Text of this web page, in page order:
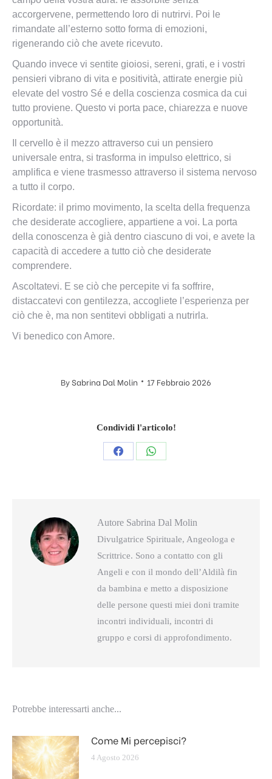
accorgervene, permettendo loro di nutrirvi. Poi le
rimandate all’esterno sotto forma di emozioni,
rigenerando ciò che avete ricevuto.
Quando invece vi sentite gioiosi, sereni, grati, e i vostri
pensieri vibrano di vita e positività, attirate energie più
elevate del vostro Sé e della coscienza cosmica da cui
tutto proviene. Questo vi porta pace, chiarezza e nuove
opportunità.
Il cervello è il mezzo attraverso cui un pensiero
universale entra, si trasforma in impulso elettrico, si
amplifica e viene trasmesso attraverso il sistema nervoso
a tutto il corpo.
Ricordate: il primo movimento, la scelta della frequenza
che desiderate accogliere, appartiene a voi. La porta
della conoscenza è già dentro ciascuno di voi, e avete la
capacità di accedere a tutto ciò che desiderate
comprendere.
Ascoltatevi. E se ciò che percepite vi fa soffrire,
distaccatevi con gentilezza, accogliete l’esperienza per
ciò che è, ma non sentitevi obbligati a nutrirla.
Vi benedico con Amore.
BySabrina Dal Molin 17 Febbraio 2026
Condividi l'articolo!
CondividiCondividi
Autore Sabrina Dal Molin
Divulgatrice Spirituale, Angeologa e
Scrittrice. Sono a contatto con gli
Angeli e con il mondo dell’Aldilà fin
da bambina e metto a disposizione
delle persone questi miei doni tramite
incontri individuali, incontri di
gruppo e corsi di approfondimento.
Potrebbe interessarti anche...
Come Mi percepisci?
4 Agosto 2026